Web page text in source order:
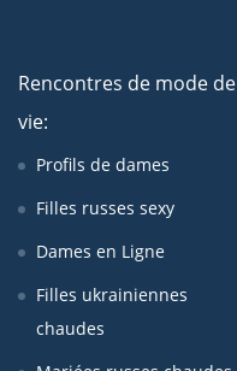
Rencontres de mode de
vie:
Profils de dames
Filles russes sexy
Dames en Ligne
Filles ukrainiennes
chaudes